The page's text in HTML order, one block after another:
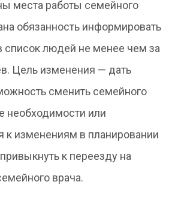
места работы семейного
обязанность информировать
список людей не менее чем за
Цель изменения — дать
сменить семейного
необходимости или
к изменениям в планировании
к переезду на
врача.